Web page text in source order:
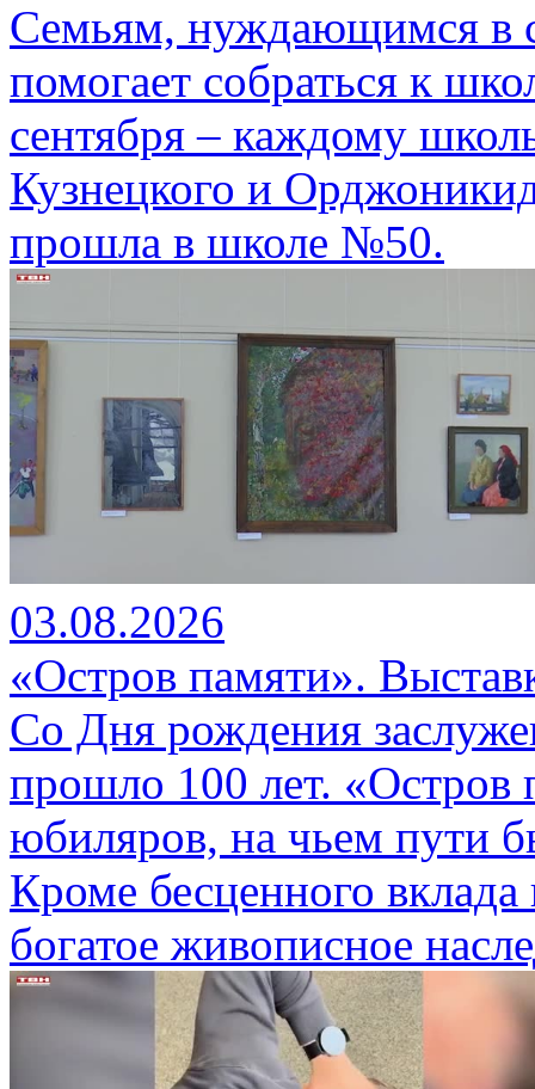
Семьям, нуждающимся в
помогает собраться к
сентября – каждому
Кузнецкого и
прошла в школе №50.
03.08.2026
«Остров памяти».
Со Дня рождения
прошло 100 лет. «Остров
юбиляров, на чьем пути
Кроме бесценного
богатое живописное